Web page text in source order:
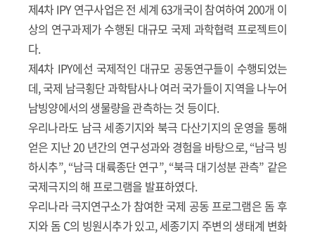
제4차 IPY 연구사업은 전 세계 63개국이 참여하여 200개 이
상의 연구과제가 수행된 대규모 국제 과학협력 프로젝트이
다.
제4차 IPY에선 국제적인 대규모 공동연구들이 수행되었는
데, 국제 남극횡단 과학탐사나 여러 국가들이 지역을 나누어
남빙양에서의 생물량을 관측하는 것 등이다.
우리나라도 남극 세종기지와 북극 다산기지의 운영을 통해
얻은 지난 20 년간의 연구성과와 경험을 바탕으로, “남극 빙
하시추”, “남극 대륙종단 연구”, “북극 대기성분 관측” 같은
국제극지의 해 프로그램을 발표하였다.
우리나라 극지연구소가 참여한 국제 공동 프로그램은 돔 후
지와 돔 C의 빙원시추가 있고, 세종기지 주변의 생태계 변화